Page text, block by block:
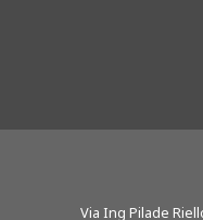
Via Ing Pilade